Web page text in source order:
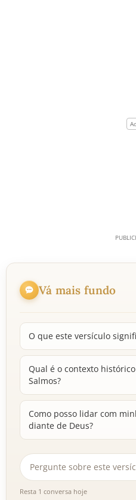
Vá mais fundo
O que este versículo
Qual é o contexto
Salmos?
Como posso lidar com
diante de Deus?
Resta 1 conversa hoje